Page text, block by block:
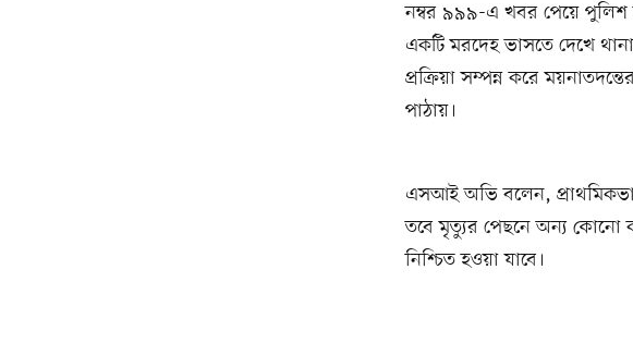
নম্বর ৯৯৯-এ খবর পেয়ে পুলিশ
একটি মরদেহ ভাসতে দেখে
প্রক্রিয়া সম্পন্ন করে
পাঠায়।
এসআই অভি বলেন,
তবে মৃত্যুর পেছনে অন্য কোনো
নিশ্চিত হওয়া যাবে।